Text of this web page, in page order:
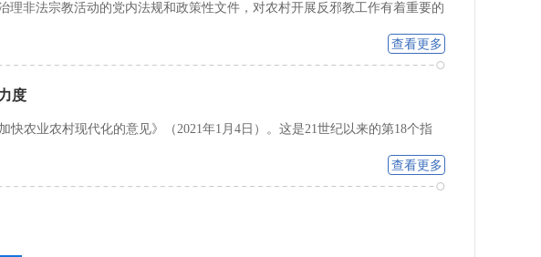
非法宗教活动的党内法规和政策性文件，对农村开展反邪教工作有着重要的
查看更多
度
农业农村现代化的意见》（2021年1月4日）。这是21世纪以来的第18个指
查看更多